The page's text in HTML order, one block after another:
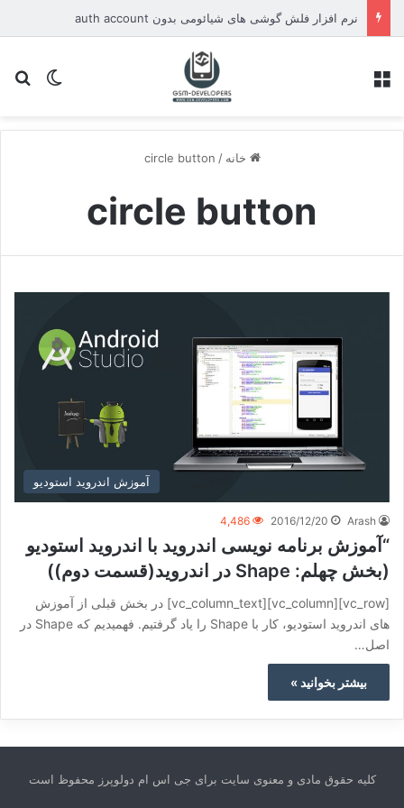
نرم افزار فلش گوشی های شیائومی بدون auth account
تغییر
خانه /
circle button
circle button
آموزش اندروید استودیو
Arash
2016/12/20
4,486
“آموزش برنامه نویسی اندروید با اندروید استودیو
(بخش چهلم: Shape در اندروید(قسمت دوم))
[vc_row][vc_column][vc_column_text] در بخش قبلی از آموزش
های اندروید استودیو، کار با Shape را یاد گرفتیم. فهمیدیم که Shape در
اصل…
بیشتر بخوانید »
کلیه حقوق مادی و معنوی سایت برای جی اس ام دولوپرز محفوظ است